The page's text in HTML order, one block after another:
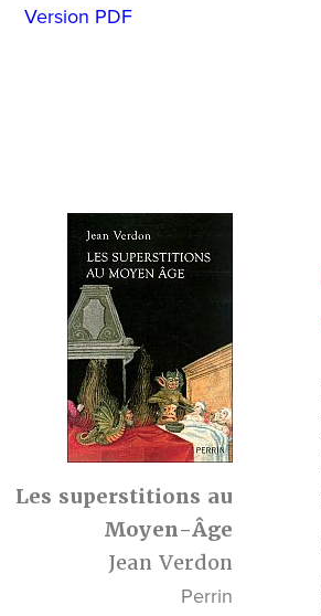
Version PDF
Les superstitions au
Moyen-Âge
Jean Verdon
Perrin